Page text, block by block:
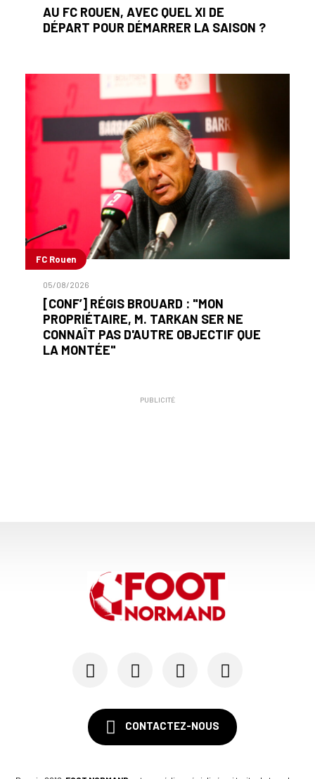
AU FC ROUEN, AVEC QUEL XI DE
DÉPART POUR DÉMARRER LA SAISON ?
FC Rouen
05/08/2026
[CONF’] RÉGIS BROUARD : "MON
PROPRIÉTAIRE, M. TARKAN SER NE
CONNAÎT PAS D'AUTRE OBJECTIF QUE
LA MONTÉE"
PUBLICITÉ
CONTACTEZ-NOUS